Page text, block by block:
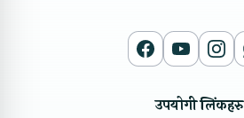
उपयोगी लिंकहरु